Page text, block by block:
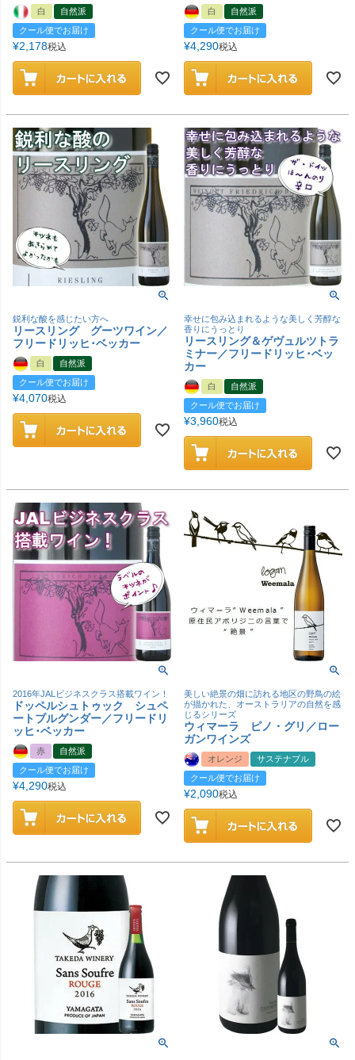
白
自然派
クール便でお届け
¥2,178税込
白
自然派
クール便でお届け
¥4,290税込
鋭利な酸を感じたい方へ
リースリング グーツワイン／
フリードリッヒ･ベッカー
白
自然派
クール便でお届け
¥4,070税込
幸せに包み込まれるような美しく芳醇な
香りにうっとり
リースリング＆ゲヴュルツトラ
ミナー／フリードリッヒ･ベッ
カー
白
自然派
クール便でお届け
¥3,960税込
2016年JALビジネスクラス搭載ワイン！
ドッペルシュトゥック シュペ
ートブルグンダー／フリードリ
ッヒ･ベッカー
赤
自然派
クール便でお届け
¥4,290税込
美しい絶景の畑に訪れる地区の野鳥の絵
が描かれた、オーストラリアの自然を感
じるシリーズ
ウィマーラ ピノ・グリ／ロー
ガンワインズ
オレンジ
サステナブル
クール便でお届け
¥2,090税込